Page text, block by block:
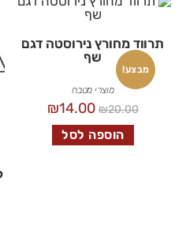
מבצע!
תרווד מחורץ נירוסטה דגם
שף
מוצרי מטבח
₪20.00
₪14.00
הוספה לסל